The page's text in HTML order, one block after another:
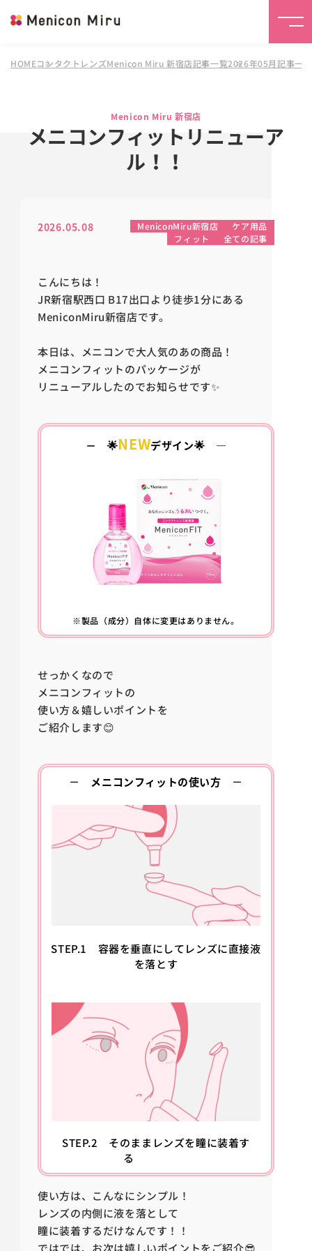
HOMEコンタクトレンズMenicon Miru 新宿店記事一覧2026年05月記事一覧
Menicon Miru 新宿店
メニコンフィットリニューア
ル！！
2026.05.08 MeniconMiru新宿店
ケア用品
フィット
全ての記事
こんにちは！
JR新宿駅西口 B17出口より徒歩1分にある
MeniconMiru新宿店です。
本日は、メニコンで大人気のあの商品！
メニコンフィットのパッケージが
リニューアルしたのでお知らせです✨
－ 🌟NEWデザイン🌟 ―
※製品（成分）自体に変更はありません。
せっかくなので
メニコンフィットの
使い方＆嬉しいポイントを
ご紹介します😊
－ メニコンフィットの使い方 －
STEP.1 容器を垂直にしてレンズに直接液
を落とす
STEP.2 そのままレンズを瞳に装着す
る
使い方は、こんなにシンプル！
レンズの内側に液を落として
瞳に装着するだけなんです！！
ではでは、お次は嬉しいポイントをご紹介😎